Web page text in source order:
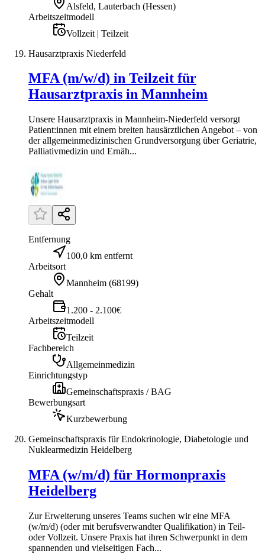
Alsfeld, Lauterbach (Hessen)
Arbeitszeitmodell
Vollzeit | Teilzeit
Hausarztpraxis Niederfeld
MFA (m/w/d) in Teilzeit für
Hausarztpraxis in Mannheim
Unsere Hausarztpraxis in Mannheim-Niederfeld versorgt
Patient:innen mit einem breiten hausärztlichen Angebot – von
der allgemeinmedizinischen Grundversorgung über Geriatrie,
Palliativmedizin und Ernäh...
Entfernung
100,0 km entfernt
Arbeitsort
Mannheim (68199)
Gehalt
1.200 - 2.100€
Arbeitszeitmodell
Teilzeit
Fachbereich
Allgemeinmedizin
Einrichtungstyp
Gemeinschaftspraxis / BAG
Bewerbungsart
Kurzbewerbung
Gemeinschaftspraxis für Endokrinologie, Diabetologie und
Nuklearmedizin Heidelberg
MFA (w/m/d) für Hormonpraxis
Heidelberg
Zur Erweiterung unseres Teams suchen wir eine MFA
(w/m/d) (oder mit berufsverwandter Qualifikation) in Teil-
oder Vollzeit. Unsere Praxis hat ihren Schwerpunkt in dem
spannenden und vielseitigen Fach...